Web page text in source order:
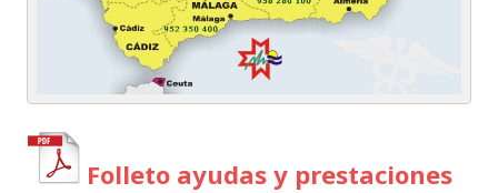
Folleto ayudas y prestaciones